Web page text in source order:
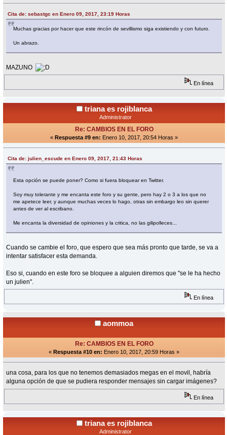
Cita de: sebastgc en Enero 09, 2017, 23:19 Horas
Muchas gracias por hacer que este rincón de sevillismo siga existiendo y con futuro.
Un abrazo.
MAZUNO
En línea
triana es rojiblanca
Administrator
Re: CAMBIOS EN EL FORO
« Respuesta #9 en: Enero 10, 2017, 20:54 Horas »
Cita de: julien_escude en Enero 09, 2017, 21:43 Horas
Esta opción se puede poner? Como si fuera bloquear en Twitter.
Soy muy tolerante y me encanta este foro y su gente, pero hay 2 o 3 a los que no
me apetece leer, y aunque muchas veces lo hago, otras sin embargo leo sin querer
antes de ver al escribano.
Me encanta la diversidad de opiniones y la critica, no las gilipolleces...
Cuando se cambie el foro, que espero que sea más pronto que tarde, se va a
intentar satisfacer esta demanda.
Eso si, cuando en este foro se bloquee a alguien diremos que "se le ha hecho
un julien".
En línea
aommoa
Re: CAMBIOS EN EL FORO
« Respuesta #10 en: Enero 10, 2017, 20:59 Horas »
una cosa, para los que no tenemos demasiados megas en el movil, habría
alguna opción de que se pudiera responder mensajes sin cargar imágenes?
En línea
triana es rojiblanca
Administrator